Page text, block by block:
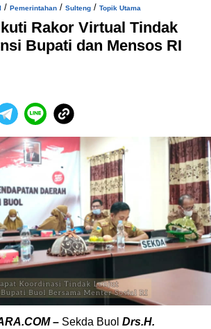
/ Pemerintahan / Sulteng / Topik Utama
Rakor Virtual Tindak
Bupati dan Mensos RI
– Sekda Buol Drs.H.